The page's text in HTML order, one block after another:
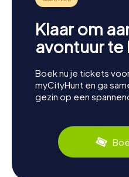
Klaar om
avontuur
Boek nu je tickets
myCityHunt en ga
gezin op een